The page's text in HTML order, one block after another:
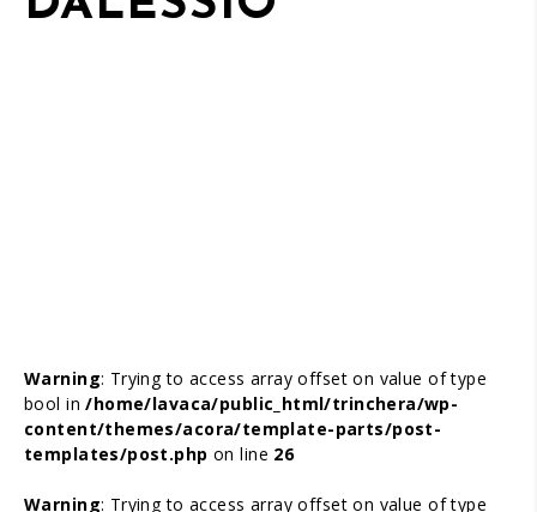
Warning: Trying to access array offset on value of type
bool in/home/lavaca/public_html/trinchera/wp-
content/themes/acora/template-parts/post-
templates/post.php on line 26
Warning: Trying to access array offset on value of type